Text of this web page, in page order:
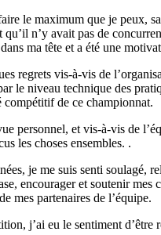
le maximum que je peux,
qu’il n’y avait pas de
ma tête et a été une
regrets vis-à-vis de
le niveau technique des
de ce championnat.
personnel, et vis-à-vis de
les choses ensembles. .
je me suis senti soulagé,
encourager et soutenir mes
mes partenaires de l’équipe.
j’ai eu le sentiment d’être